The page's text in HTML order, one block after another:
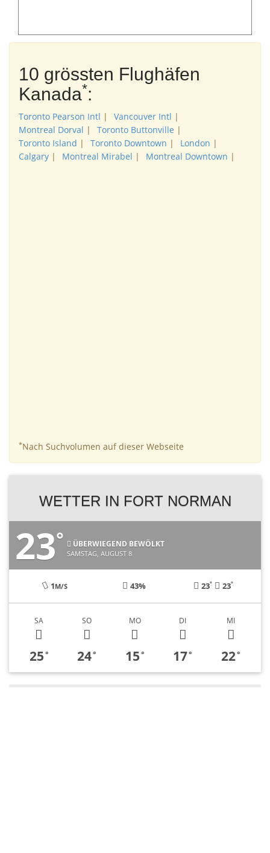
10 grössten Flughäfen
Kanada*:
Toronto Pearson Intl | Vancouver Intl |
Montreal Dorval | Toronto Buttonville |
Toronto Island | Toronto Downtown | London |
Calgary | Montreal Mirabel | Montreal Downtown |
*Nach Suchvolumen auf dieser Webseite
WETTER IN FORT NORMAN
23° ÜBERWIEGEND BEWÖLKT
SAMSTAG, AUGUST 8
1M/S 43% 23° 23°
SA
25°
SO
24°
MO
15°
DI
17°
MI
22°